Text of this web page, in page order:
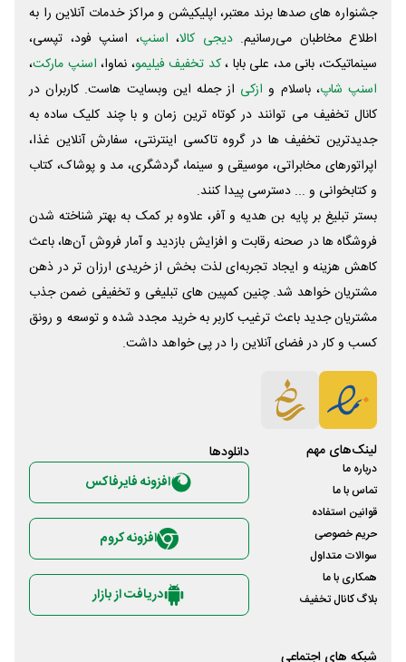
جشنواره های صدها برند معتبر، اپلیکیشن و مراکز خدمات آنلاین را به
اطلاع مخاطبان می‌رسانیم. دیجی کالا، اسنپ، اسنپ فود، تپسی،
سینماتیکت، بانی مد، علی‌ بابا ،کد تخفیف فیلیمو، نماوا، اسنپ مارکت،
اسنپ شاپ، باسلام و ازکی از جمله این وبسایت ‌هاست. کاربران در
کانال تخفیف می توانند در کوتاه ترین زمان و با چند کلیک ساده به
جدیدترین تخفیف ها در گروه تاکسی اینترنتی، سفارش آنلاین غذا،
اپراتورهای مخابراتی، موسیقی و سینما، گردشگری، مد و پوشاک، کتاب
و کتابخوانی و ... دسترسی پیدا کنند.
بستر تبلیغ بر پایه بن هدیه و آفر، علاوه بر کمک به بهتر شناخته شدن
فروشگاه ها در صحنه رقابت و افزایش بازدید و آمار فروش آن‌ها، باعث
کاهش هزینه و ایجاد تجربه‌ای لذت بخش از خریدی ارزان تر در ذهن
مشتریان خواهد شد. چنین کمپین های تبلیغی و تخفیفی ضمن جذب
مشتریان جدید باعث ترغیب کاربر به خرید مجدد شده و توسعه و رونق
کسب و کار در فضای آنلاین را در پی خواهد داشت.
لینک‌های مهم
درباره ما
تماس با ما
قوانین استفاده
حریم خصوصی
سوالات متداول
همکاری با ما
بلاگ کانال تخفیف
شبکه های اجتماعی
دانلود‌ها
افزونه فایرفاکس
افزونه کروم
دریافت از بازار